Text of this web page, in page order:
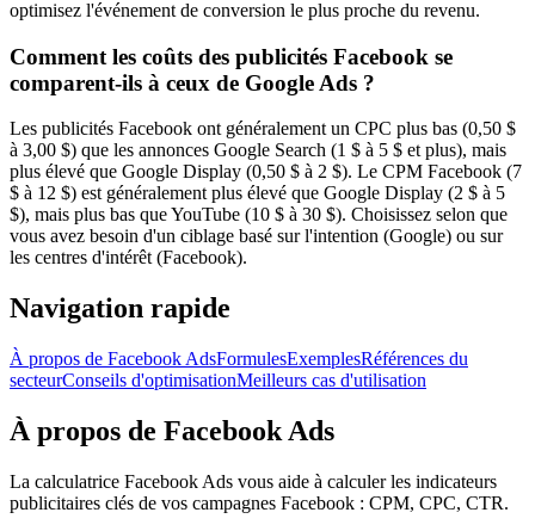
optimisez l'événement de conversion le plus proche du revenu.
Comment les coûts des publicités Facebook se
comparent-ils à ceux de Google Ads ?
Les publicités Facebook ont généralement un CPC plus bas (0,50 $
à 3,00 $) que les annonces Google Search (1 $ à 5 $ et plus), mais
plus élevé que Google Display (0,50 $ à 2 $). Le CPM Facebook (7
$ à 12 $) est généralement plus élevé que Google Display (2 $ à 5
$), mais plus bas que YouTube (10 $ à 30 $). Choisissez selon que
vous avez besoin d'un ciblage basé sur l'intention (Google) ou sur
les centres d'intérêt (Facebook).
Navigation rapide
À propos de Facebook AdsFormulesExemplesRéférences du
secteurConseils d'optimisationMeilleurs cas d'utilisation
À propos de Facebook Ads
La calculatrice Facebook Ads vous aide à calculer les indicateurs
publicitaires clés de vos campagnes Facebook : CPM, CPC, CTR.